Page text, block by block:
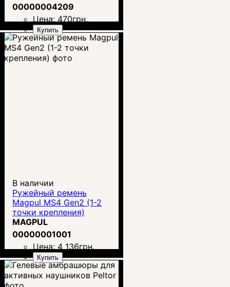
00000004209
Цена: 470грн.
Купить
В наличии
Ружейный ремень
Magpul MS4 Gen2 (1-2
точки крепления)
MAGPUL
00000001001
Цена: 4 136грн.
Купить